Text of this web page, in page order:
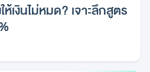
เงินไม่หมด? เจาะลึกสูตร